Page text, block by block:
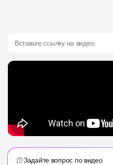
Вставьте ссылку на видео
Задайте вопрос по видео